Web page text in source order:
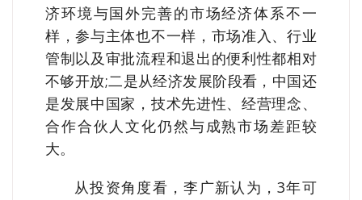
济环境与国外完善的市场经济体系不一
样，参与主体也不一样，市场准入、行业
管制以及审批流程和退出的便利性都相对
不够开放;二是从经济发展阶段看，中国还
是发展中国家，技术先进性、经营理念、
合作合伙人文化仍然与成熟市场差距较
大。
从投资角度看，李广新认为，3年可